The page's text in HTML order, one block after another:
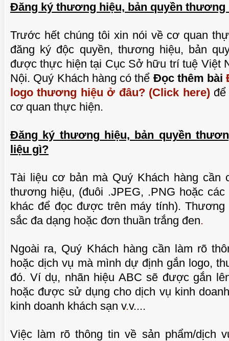
Đăng ký thương hiệu, bản quyền thương
Trước hết chúng tôi xin nói về cơ quan
đăng ký độc quyền, thương hiệu, bản
được thực hiện tại Cục Sở hữu trí tuệ Việt
Nội. Quý Khách hàng có thể Đọc thêm bài
logo thương hiệu ở đâu? (Click here)để
cơ quan thực hiện.
Đăng ký thương hiệu, bản quyền
liệu gì?
Tài liệu cơ bản mà Quý Khách hàng cần
thương hiệu, (đuôi .JPEG, .PNG hoặc
khác để đọc được trên máy tính).
sắc đa dạng hoặc đơn thuần trắng đen.
Ngoài ra, Quý Khách hàng cần làm rõ
hoặc dịch vụ mà mình dự định gắn logo,
đó. Ví dụ, nhãn hiệu ABC sẽ được gắn
hoặc được sử dụng cho dịch vụ kinh
kinh doanh khách sạn v.v....
Việc làm rõ thông tin về sản phẩm/dịch